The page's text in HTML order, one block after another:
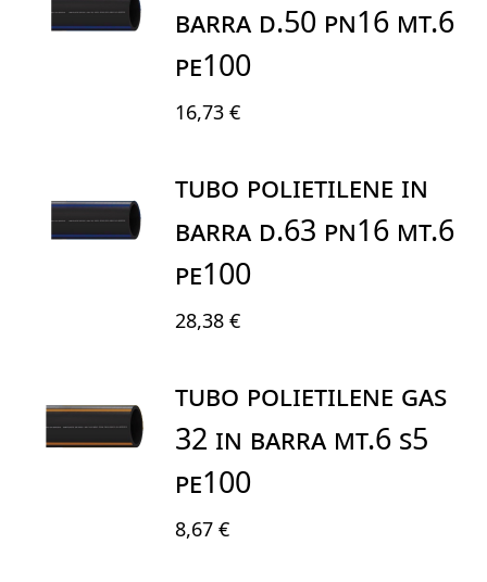
BARRA D.50 PN16 MT.6
PE100
16,73 €
TUBO POLIETILENE IN
BARRA D.63 PN16 MT.6
PE100
28,38 €
TUBO POLIETILENE GAS
32 IN BARRA MT.6 S5
PE100
8,67 €